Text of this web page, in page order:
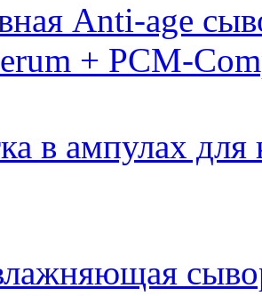
Anti-age
+ PCM-
в ампулах для